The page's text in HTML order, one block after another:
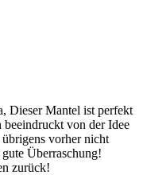
Dieser Mantel ist perfekt
von der Idee
vorher nicht
Überraschung!
zurück!